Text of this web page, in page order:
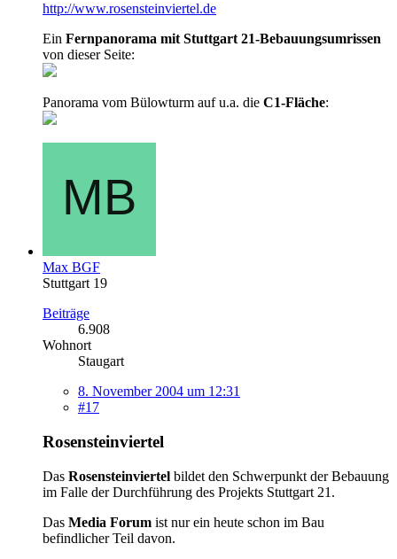
http://www.rosensteinviertel.de
Ein Fernpanorama mit Stuttgart 21-Bebauungsumrissen
von dieser Seite:
Panorama vom Bülowturm auf u.a. die C1-Fläche:
Max BGF
Stuttgart 19
Beiträge
6.908
Wohnort
Staugart
8. November 2004 um 12:31
#17
Rosensteinviertel
Das Rosensteinviertel bildet den Schwerpunkt der Bebauung
im Falle der Durchführung des Projekts Stuttgart 21.
Das Media Forum ist nur ein heute schon im Bau
befindlicher Teil davon.